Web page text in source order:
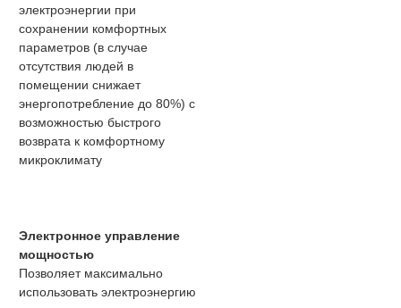
электроэнергии при
сохранении комфортных
параметров (в случае
отсутствия людей в
помещении снижает
энергопотребление до 80%) с
возможностью быстрого
возврата к комфортному
микроклимату
Электронное управление
мощностью
Позволяет максимально
использовать электроэнергию